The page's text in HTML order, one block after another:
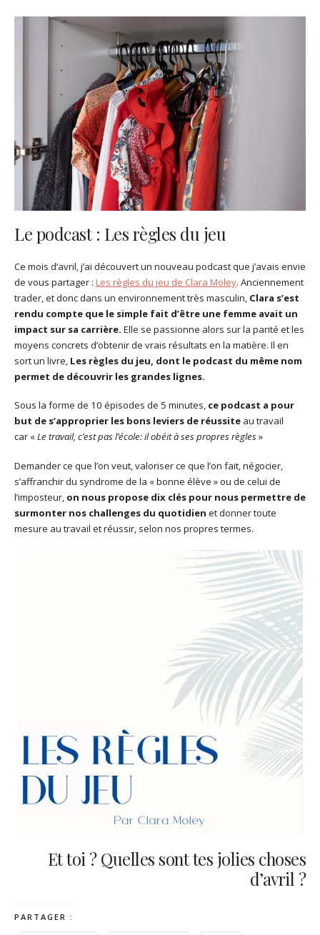
Le podcast : Les règles du jeu
Ce mois d’avril, j’ai découvert un nouveau podcast que j’avais envie
de vous partager : Les règles du jeu de Clara Moley. Anciennement
trader, et donc dans un environnement très masculin, Clara s’est
rendu compte que le simple fait d’être une femme avait un
impact sur sa carrière. Elle se passionne alors sur la parité et les
moyens concrets d’obtenir de vrais résultats en la matière. Il en
sort un livre, Les règles du jeu, dont le podcast du même nom
permet de découvrir les grandes lignes.
Sous la forme de 10 épisodes de 5 minutes, ce podcast a pour
but de s’approprier les bons leviers de réussite au travail
car «Le travail, c’est pas l’école: il obéit à ses propres règles»
Demander ce que l’on veut, valoriser ce que l’on fait, négocier,
s’affranchir du syndrome de la « bonne élève » ou de celui de
l’imposteur, on nous propose dix clés pour nous permettre de
surmonter nos challenges du quotidien et donner toute
mesure au travail et réussir, selon nos propres termes.
Et toi ? Quelles sont tes jolies choses
d’avril ?
PARTAGER :